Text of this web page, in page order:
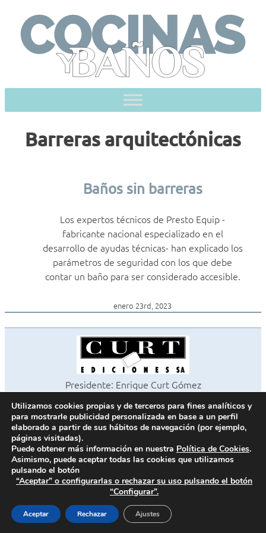
content
Barreras arquitectónicas
Baños sin barreras
Los expertos técnicos de Presto Equip -
fabricante nacional especializado en el
desarrollo de ayudas técnicas- han explicado los
parámetros de seguridad con los que debe
contar un baño para ser considerado accesible.
enero 23rd, 2023
Presidente: Enrique Curt Gómez
©2026 Revista Cocinas y Baños
Todos los derechos reservados
Paseo de Gracia, 63. 1º 2ª. 08008 Barcelona -
Fax 933 183 505
Política de cookies
Política de privacidad
Contacto
Utilizamos cookies propias y de terceros para fines analíticos y
para mostrarle publicidad personalizada en base a un perfil
elaborado a partir de sus hábitos de navegación (por ejemplo,
páginas visitadas).
Puede obtener más información en nuestra Política de Cookies.
Asimismo, puede aceptar todas las cookies que utilizamos
pulsando el botón
“Aceptar” o configurarlas o rechazar su uso pulsando el botón
“Configurar”.
Aceptar Rechazar Ajustes